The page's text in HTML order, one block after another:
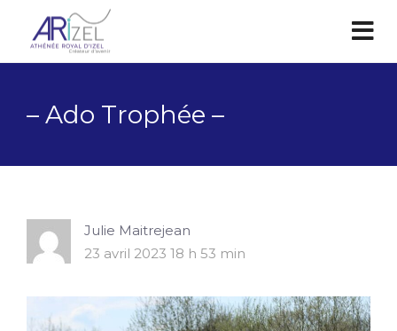
– Ado Trophée –
Julie Maitrejean
23 avril 2023 18 h 53 min